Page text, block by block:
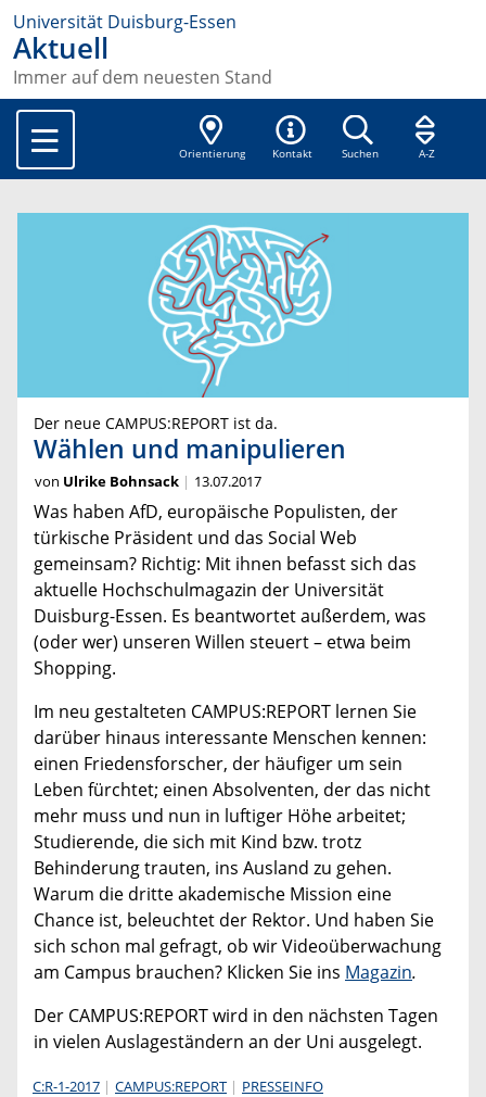
Universität Duisburg-Essen
Aktuell
Immer auf dem neuesten Stand
Orientierung Kontakt Suchen A-Z
Der neue CAMPUS:REPORT ist da.
Wählen und manipulieren
von Ulrike Bohnsack 13.07.2017
Was haben AfD, europäische Populisten, der
türkische Präsident und das Social Web
gemeinsam? Richtig: Mit ihnen befasst sich das
aktuelle Hochschulmagazin der Universität
Duisburg-Essen. Es beantwortet außerdem, was
(oder wer) unseren Willen steuert – etwa beim
Shopping.
Im neu gestalteten CAMPUS:REPORT lernen Sie
darüber hinaus interessante Menschen kennen:
einen Friedensforscher, der häufiger um sein
Leben fürchtet; einen Absolventen, der das nicht
mehr muss und nun in luftiger Höhe arbeitet;
Studierende, die sich mit Kind bzw. trotz
Behinderung trauten, ins Ausland zu gehen.
Warum die dritte akademische Mission eine
Chance ist, beleuchtet der Rektor. Und haben Sie
sich schon mal gefragt, ob wir Videoüberwachung
am Campus brauchen? Klicken Sie ins Magazin.
Der CAMPUS:REPORT wird in den nächsten Tagen
in vielen Auslageständern an der Uni ausgelegt.
C:R-1-2017 CAMPUS:REPORT PRESSEINFO